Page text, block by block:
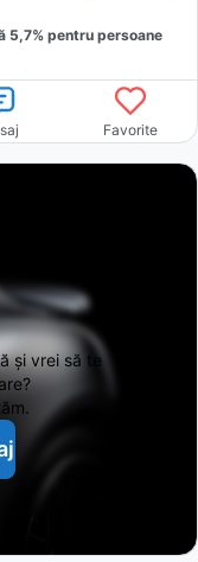
5,7% pentru persoane
Favorite
și vrei să te